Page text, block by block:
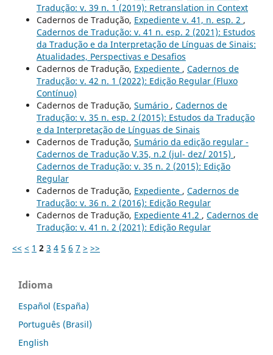
Tradução: v. 39 n. 1 (2019): Retranslation in Context
Cadernos de Tradução, Expediente v. 41, n. esp. 2 ,
Cadernos de Tradução: v. 41 n. esp. 2 (2021): Estudos
da Tradução e da Interpretação de Línguas de Sinais:
Atualidades, Perspectivas e Desafios
Cadernos de Tradução, Expediente , Cadernos de
Tradução: v. 42 n. 1 (2022): Edição Regular (Fluxo
Contínuo)
Cadernos de Tradução, Sumário , Cadernos de
Tradução: v. 35 n. esp. 2 (2015): Estudos da Tradução
e da Interpretação de Línguas de Sinais
Cadernos de Tradução, Sumário da edição regular -
Cadernos de Tradução V.35, n.2 (jul- dez/ 2015) ,
Cadernos de Tradução: v. 35 n. 2 (2015): Edição
Regular
Cadernos de Tradução, Expediente , Cadernos de
Tradução: v. 36 n. 2 (2016): Edição Regular
Cadernos de Tradução, Expediente 41.2 , Cadernos de
Tradução: v. 41 n. 2 (2021): Edição Regular
<< < 1 2 3 4 5 6 7 > >>
Idioma
Español (España)
Português (Brasil)
English